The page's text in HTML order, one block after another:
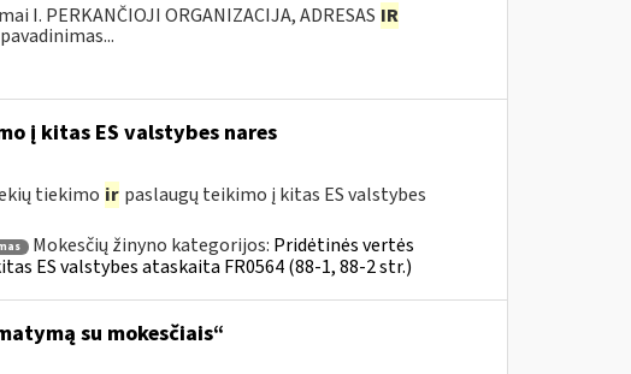
I. PERKANČIOJI ORGANIZACIJA, ADRESAS IR
į kitas ES valstybes nares
tiekimo ir paslaugų teikimo į kitas ES valstybes
Mokesčių žinyno kategorijos: Pridėtinės vertės
ES valstybes ataskaita FR0564 (88-1, 88-2 str.)
su mokesčiais“